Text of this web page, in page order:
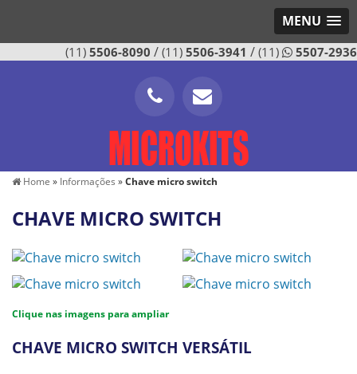
MENU
(11) 5506-8090 / (11) 5506-3941 / (11) 5507-2936
Home » Informações »Chave micro switch
CHAVE MICRO SWITCH
Clique nas imagens para ampliar
CHAVE MICRO SWITCH VERSÁTIL